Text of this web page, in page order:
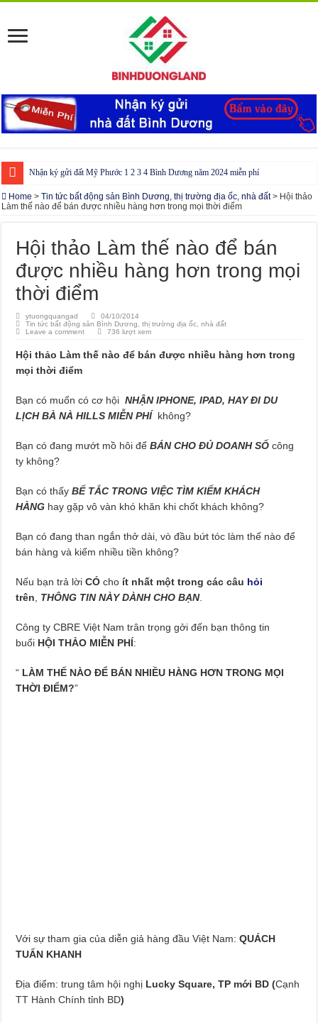
Nhận ký gửi đất Mỹ Phước 1 2 3 4 Bình Dương năm 2024 miễn phí
Cho thuê nhà Ecolakes Bình Dương, mới đẹp, đầy đủ nội thất
Phòng công chứng tại Đồng Phú – Bình Phước
Home > Tin tức bất động sản Bình Dương, thị trường địa ốc, nhà đất > Hội thảo
Làm thế nào để bán được nhiều hàng hơn trong mọi thời điểm
Hội thảo Làm thế nào để bán
được nhiều hàng hơn trong mọi
thời điểm
ytuongquangad
04/10/2014
Tin tức bất động sản Bình Dương, thị trường địa ốc, nhà đất
Leave a comment
736 lượt xem
Hội thảo Làm thế nào để bán được nhiều hàng hơn trong
mọi thời điểm
Bạn có muốn có cơ hộiNHẬN IPHONE, IPAD, HAY ĐI DU
LỊCH BÀ NÀ HILLS MIỄN PHÍ không?
Bạn có đang mướt mồ hôi đểBÁN CHO ĐỦ DOANH SỐ công
ty không?
Bạn có thấyBẾ TẮC TRONG VIỆC TÌM KIẾM KHÁCH
HÀNG hay gặp vô vàn khó khăn khi chốt khách không?
Bạn có đang than ngắn thở dài, vò đầu bứt tóc làm thế nào để
bán hàng và kiếm nhiều tiền không?
Nếu bạn trả lờiCÓ cho ít nhất một trong các câu hỏi
trên
THÔNG TIN NÀY DÀNH CHO BẠN.
Công ty CBRE Việt Nam trân trọng gởi đến bạn thông tin
buổi HỘI THẢO MIỄN PHÍ:
“ LÀM THẾ NÀO ĐỂ BÁN NHIỀU HÀNG HƠN TRONG MỌI
THỜI ĐIỂM?”
Với sự tham gia của diễn giả hàng đầu Việt Nam:QUÁCH
TUẤN KHANH
Địa điểm: trung tâm hội nghị Lucky Square, TP mới BD (Cạnh
TT Hành Chính tỉnh BD)